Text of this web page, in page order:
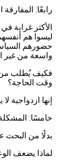
رابعًا: المفارقة
الأكثر غرابة في هذه
ليسوا هم أنفسهم من
حضورهم السياسي
واسعة من غير
فكيف يُطلب من جمهور
وقت الحاجة؟
إنها ازدواجية لا يمكن
خامسًا: المشكلة
بدلًا من البحث عن
لماذا يضعف الوعي